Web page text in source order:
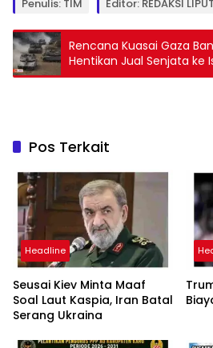
Penulis: TIM Editor: REDAKSI
Rencana Kuasai Gaza
Hentikan Jual Senjata ke
Pos Terkait
Headline
Seusai Kiev Minta Maaf
Soal Laut Kaspia, Iran Batal
Serang Ukraina